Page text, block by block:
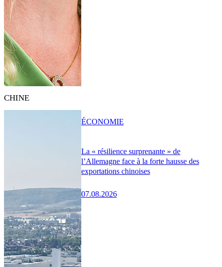
CHINE
La « résilience surprenante » de
l’Allemagne face à la forte hausse des
exportations chinoises
07.08.2026
ÉCONOMIE